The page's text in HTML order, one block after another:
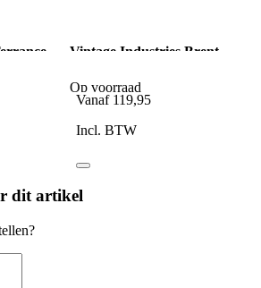
Vintage Industries Brent
Op voorraad
Vanaf 119,95
Incl. BTW
dit artikel